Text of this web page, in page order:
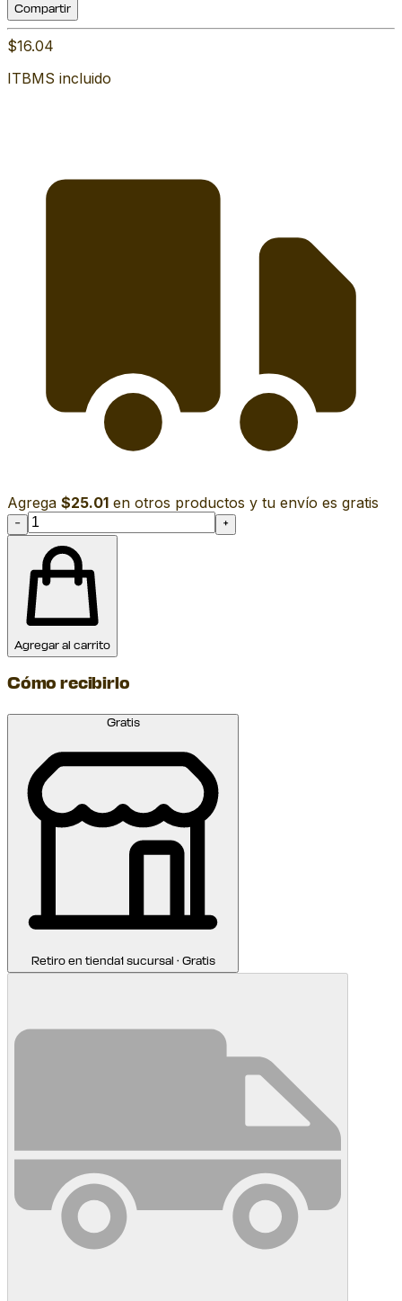
Compartir
$16.04
ITBMS incluido
Agrega $25.01 en otros productos y tu envío es gratis
− +
Agregar al carrito
Cómo recibirlo
Gratis
Retiro en tienda1 sucursal · Gratis